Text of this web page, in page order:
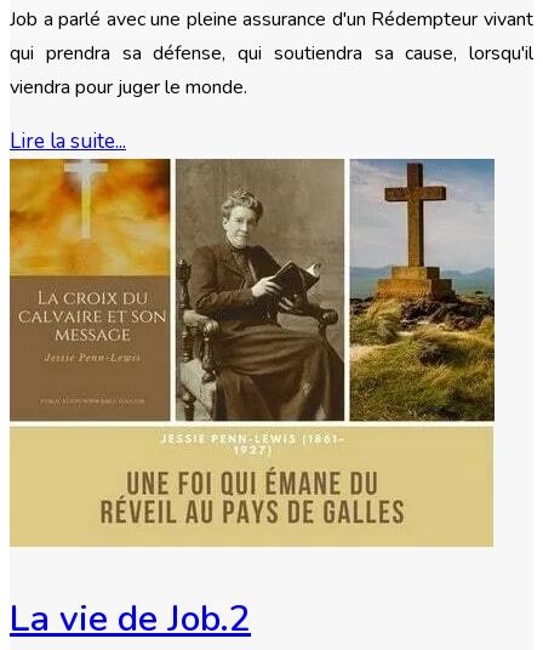
Job a parlé avec une pleine assurance d'un Rédempteur vivant
qui prendra sa défense, qui soutiendra sa cause, lorsqu'il
viendra pour juger le monde.
Lire la suite...
La vie de Job.2